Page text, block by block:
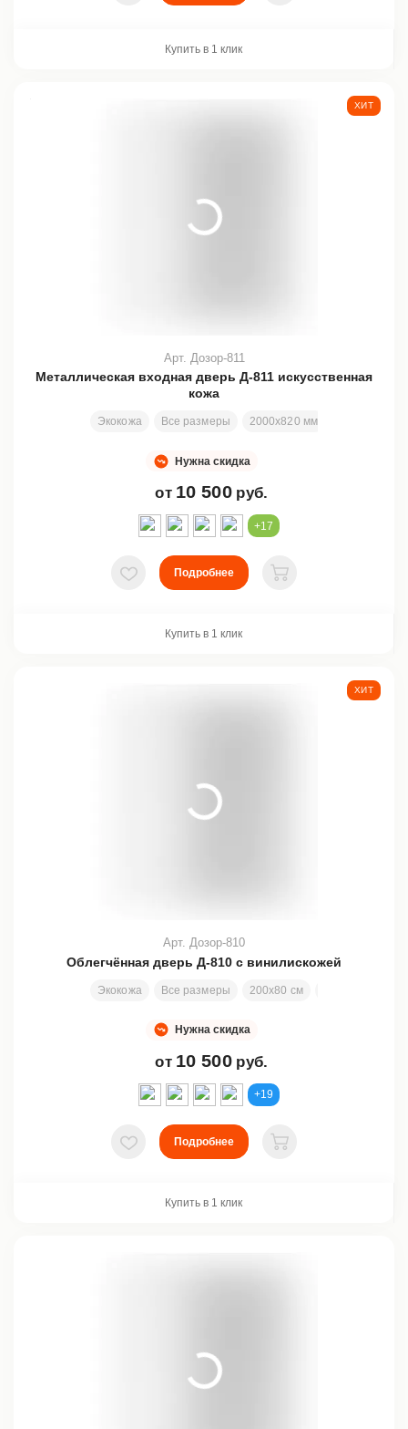
Купить в 1 клик
Металлическая входная дверь Д-811 искусственная
кожа
Экокожа Все размеры 2000х820 мм
Арт. Дозор-811
Нужна скидка
от 10 500 руб.
ХИТ
+17
В избранное
Подробнее
В корзину
Купить в 1 клик
Облегчённая дверь Д-810 с винилискожей
Экокожа Все размеры 200х80 см
Арт. Дозор-810
Нужна скидка
от 10 500 руб.
ХИТ
+19
В избранное
Подробнее
В корзину
Купить в 1 клик